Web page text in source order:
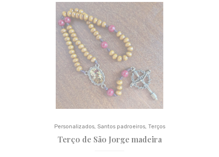
Personalizados, Santos padroeiros, Terços
Terço de São Jorge madeira